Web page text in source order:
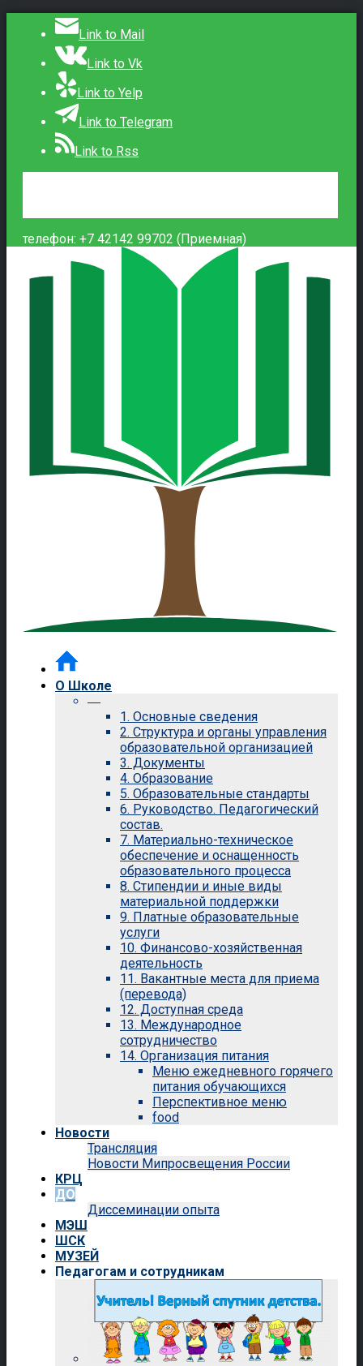
Link to Mail
Link to Vk
Link to Yelp
Link to Telegram
Link to Rss
телефон: +7 42142 99702 (Приемная)
О Школе
—
1. Основные сведения
2. Структура и органы управления
образовательной организацией
3. Документы
4. Образование
5. Образовательные стандарты
6. Руководство. Педагогический
состав.
7. Материально-техническое
обеспечение и оснащенность
образовательного процесса
8. Стипендии и иные виды
материальной поддержки
9. Платные образовательные
услуги
10. Финансово-хозяйственная
деятельность
11. Вакантные места для приема
(перевода)
12. Доступная среда
13. Международное
сотрудничество
14. Организация питания
Меню ежедневного горячего
питания обучающихся
Перспективное меню
food
Новости
Трансляция
Новости Мипросвещения России
КРЦ
ДО
Диссеминации опыта
МЭШ
ШСК
МУЗЕЙ
Педагогам и сотрудникам